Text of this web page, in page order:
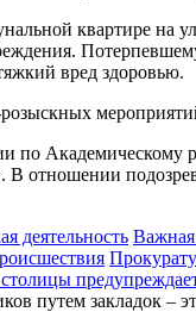
квартире на
вред здоровью.
розыскных
Академическому
В отношении
деятельность
предупреждает
путем закладок –